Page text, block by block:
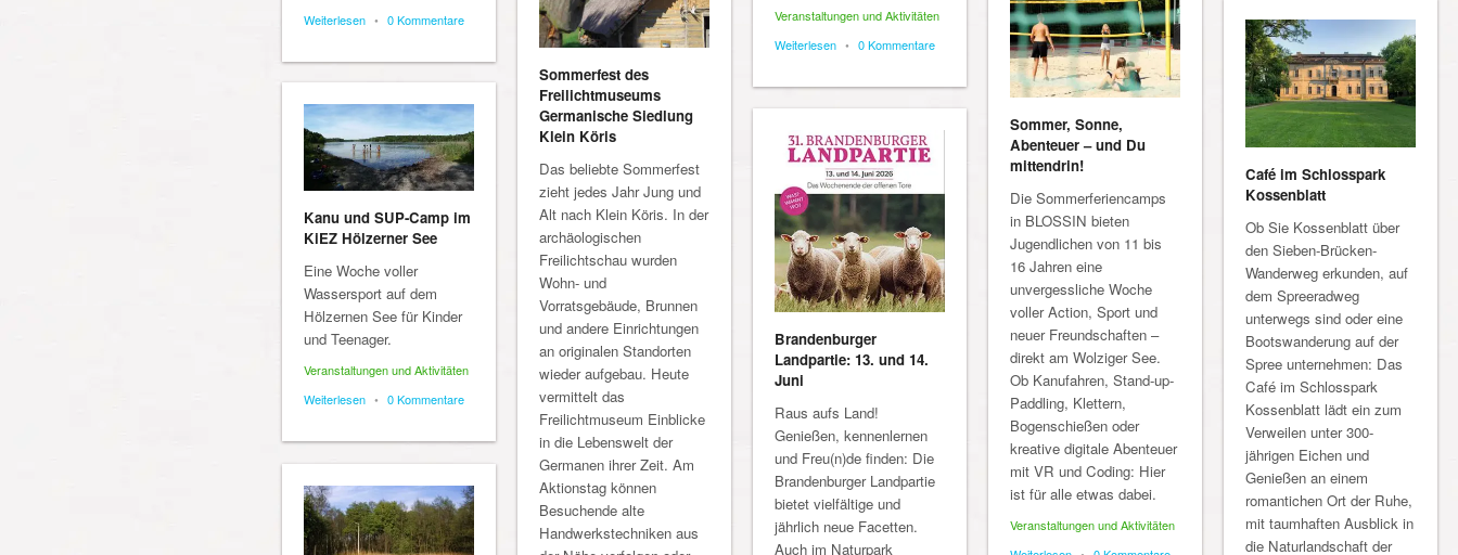
Veranstaltungen und Aktivitäten
Weiterlesen • 0 Kommentare
Weiterlesen • 0 Kommentare
Sommerfest des
Freilichtmuseums
Germanische Siedlung
Klein Köris
Das beliebte Sommerfest
zieht jedes Jahr Jung und
Alt nach Klein Köris. In der
archäologischen
Freilichtschau wurden
Wohn- und
Vorratsgebäude, Brunnen
und andere Einrichtungen
an originalen Standorten
wieder aufgebau. Heute
vermittelt das
Freilichtmuseum Einblicke
in die Lebenswelt der
Germanen ihrer Zeit. Am
Aktionstag können
Besuchende alte
Handwerkstechniken aus
Sommer, Sonne,
Abenteuer – und Du
mittendrin!
Die Sommerferiencamps
in BLOSSIN bieten
Jugendlichen von 11 bis
16 Jahren eine
unvergessliche Woche
voller Action, Sport und
neuer Freundschaften –
direkt am Wolziger See.
Ob Kanufahren, Stand-up-
Paddling, Klettern,
Bogenschießen oder
kreative digitale Abenteuer
mit VR und Coding: Hier
ist für alle etwas dabei.
Veranstaltungen und Aktivitäten
Café im Schlosspark
Kossenblatt
Ob Sie Kossenblatt über
den Sieben-Brücken-
Wanderweg erkunden, auf
dem Spreeradweg
unterwegs sind oder eine
Bootswanderung auf der
Spree unternehmen: Das
Café im Schlosspark
Kossenblatt lädt ein zum
Verweilen unter 300-
jährigen Eichen und
Genießen an einem
romantichen Ort der Ruhe,
mit taumhaften Ausblick in
die Naturlandschaft der
Kanu und SUP-Camp im
KiEZ Hölzerner See
Eine Woche voller
Wassersport auf dem
Hölzernen See für Kinder
und Teenager.
Veranstaltungen und Aktivitäten
Weiterlesen • 0 Kommentare
Brandenburger
Landpartie: 13. und 14.
Juni
Raus aufs Land!
Genießen, kennenlernen
und Freu(n)de finden: Die
Brandenburger Landpartie
bietet vielfältige und
jährlich neue Facetten.
Auch im Naturpark